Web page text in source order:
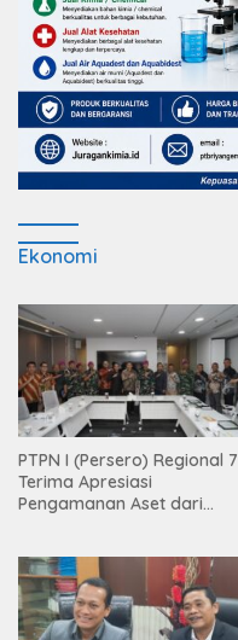
Ekonomi
PTPN I (Persero) Regional 7
Terima Apresiasi
Pengamanan Aset dari